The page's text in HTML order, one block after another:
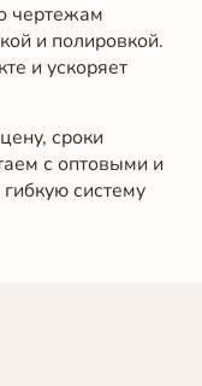
чертежам
и полировкой.
и ускоряет
сроки
с оптовыми и
систему